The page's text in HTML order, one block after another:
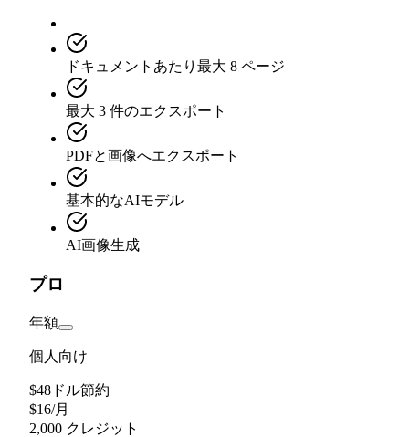
ドキュメントあたり最大 8 ページ
最大 3 件のエクスポート
PDFと画像へエクスポート
基本的なAIモデル
AI画像生成
プロ
年額
個人向け
$48ドル節約
$16/月
2,000 クレジット